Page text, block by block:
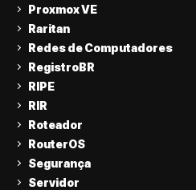
Proxmox VE
Raritan
Redes de Computadores
RegistroBR
RIPE
RIR
Roteador
RouterOS
Segurança
Servidor